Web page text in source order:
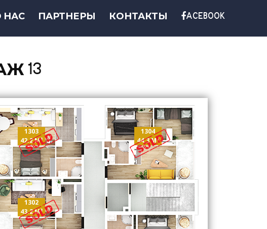
НАС ПАРТНЕРЫ КОНТАКТЫ ACEBOOK
13
1302
43.2 M²
1303
42.2 M²
1304
44.3 M²